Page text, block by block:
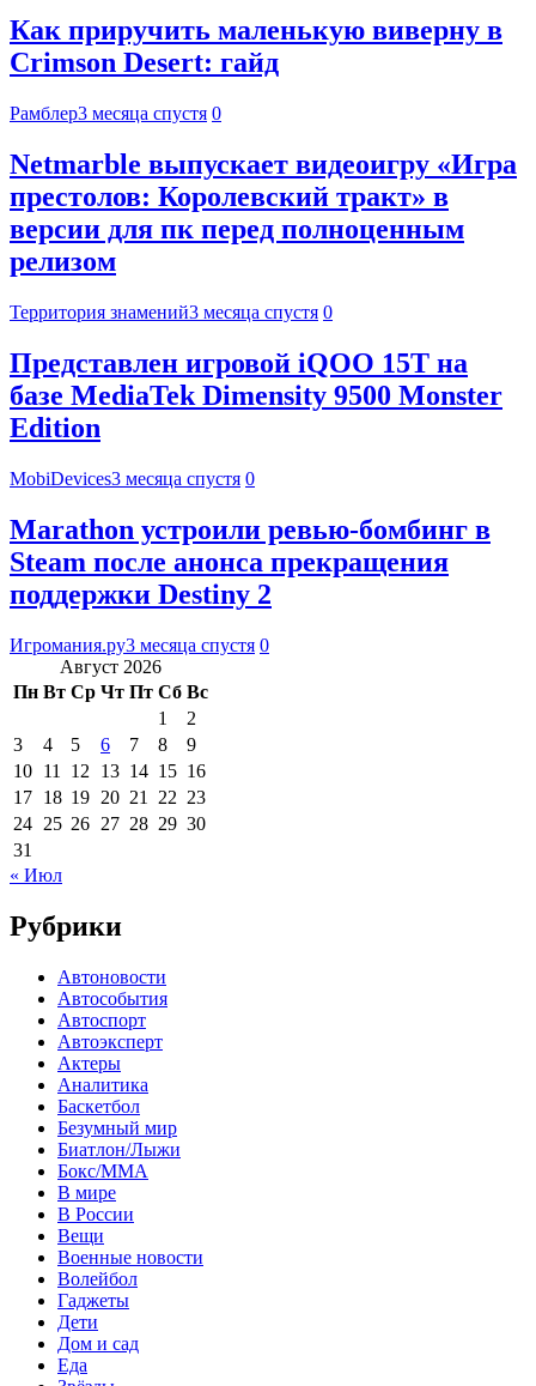
Как приручить маленькую виверну в
Crimson Desert: гайд
Рамблер3 месяца спустя 0
Netmarble выпускает видеоигру «Игра
престолов: Королевский тракт» в
версии для пк перед полноценным
релизом
Территория знамений3 месяца спустя 0
Представлен игровой iQOO 15T на
базе MediaTek Dimensity 9500 Monster
Edition
MobiDevices3 месяца спустя 0
Marathon устроили ревью-бомбинг в
Steam после анонса прекращения
поддержки Destiny 2
Игромания.ру3 месяца спустя 0
Август 2026
Пн Вт Ср Чт Пт Сб Вс
1
2
3
4 5 6 7 8
9
10 11 12 13 14 15 16
17 18 19 20 21 22 23
24 25 26 27 28 29 30
31
« Июл
Рубрики
Автоновости
Автособытия
Автоспорт
Автоэксперт
Актеры
Аналитика
Баскетбол
Безумный мир
Биатлон/Лыжи
Бокс/MMA
В мире
В России
Вещи
Военные новости
Волейбол
Гаджеты
Дети
Дом и сад
Еда